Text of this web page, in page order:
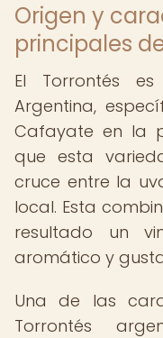
Origen y
principales
El Torrontés
Argentina,
Cafayate en la
que esta
cruce entre la
local. Esta
resultado un
aromático y
Una de las
Torrontés